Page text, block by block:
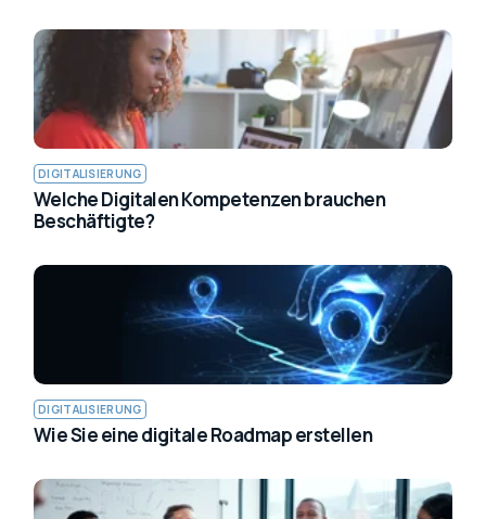
DIGITALISIERUNG
Welche Digitalen Kompetenzen brauchen
Beschäftigte?
DIGITALISIERUNG
Wie Sie eine digitale Roadmap erstellen